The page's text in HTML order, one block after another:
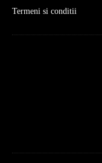
Termeni si conditii